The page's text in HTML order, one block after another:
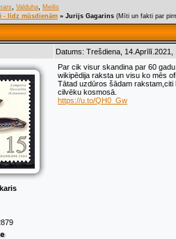
Valduha
Meilis
- līdz mūsdienām » Jurijs Gagarins (Mīti un fakti par
Datums: Trešdiena,
Par cik visur skandina par 60
wikipēdija raksta un visu ko mēs
Tātad uzdūros šādam
cilvēku kosmosā.
https://u.to/QH0_Gw